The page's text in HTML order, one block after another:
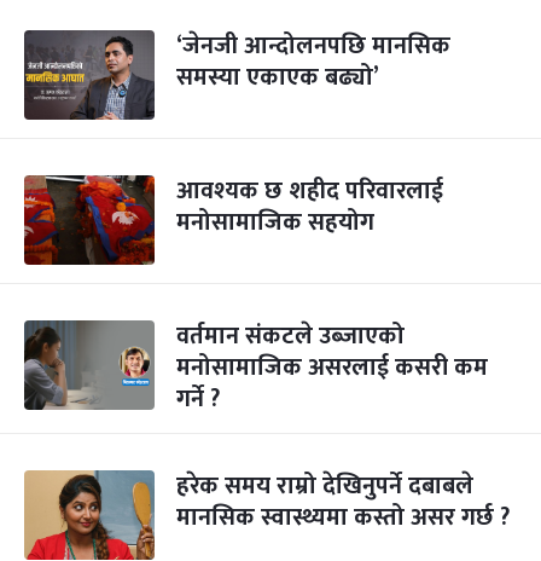
‘जेनजी आन्दोलनपछि मानसिक
समस्या एकाएक बढ्यो’
आवश्यक छ शहीद परिवारलाई
मनोसामाजिक सहयोग
वर्तमान संकटले उब्जाएको
मनोसामाजिक असरलाई कसरी कम
गर्ने ?
हरेक समय राम्रो देखिनुपर्ने दबाबले
मानसिक स्वास्थ्यमा कस्तो असर गर्छ ?